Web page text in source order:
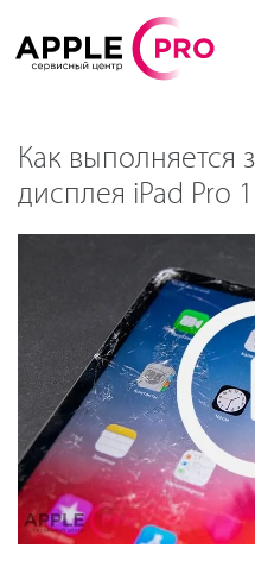
Как выполняется
дисплея iPad Pro